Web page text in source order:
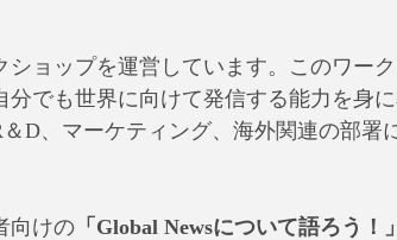
ショップを運営しています。このワー
分でも世界に向けて発信する能力を身
D、マーケティング、海外関連の部署
向けの 「Global Newsについて語ろう！」